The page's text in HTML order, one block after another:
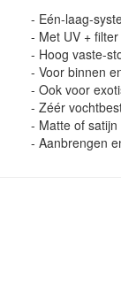
- Eén-laag-
- Met UV +
- Hoog vaste-
- Voor binnen
- Ook voor
- Zéér
- Matte of satijn
- Aanbrengen